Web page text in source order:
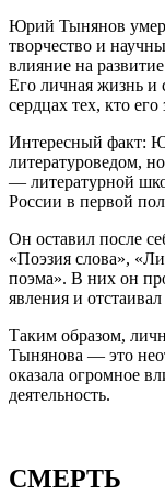
Юрий Тынянов умер
творчество и
влияние на
Его личная жизнь и
сердцах тех, кто
Интересный факт:
литературоведом,
— литературной
России в первой
Он оставил после
«Поэзия слова»,
поэма». В них он
явления и
Таким образом,
Тынянова — это
оказала огромное
деятельность.
СМЕРТЬ